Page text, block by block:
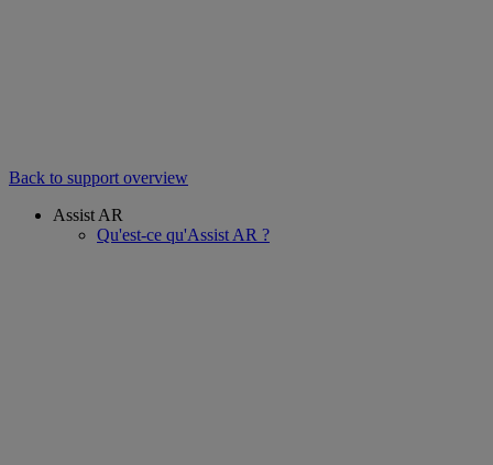
Back to support overview
Assist AR
Qu'est-ce qu'Assist AR ?